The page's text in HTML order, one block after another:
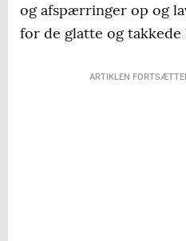
og afspærringer op og
for de glatte og takkede
ARTIKLEN